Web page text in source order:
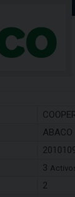
ABACO
3
2